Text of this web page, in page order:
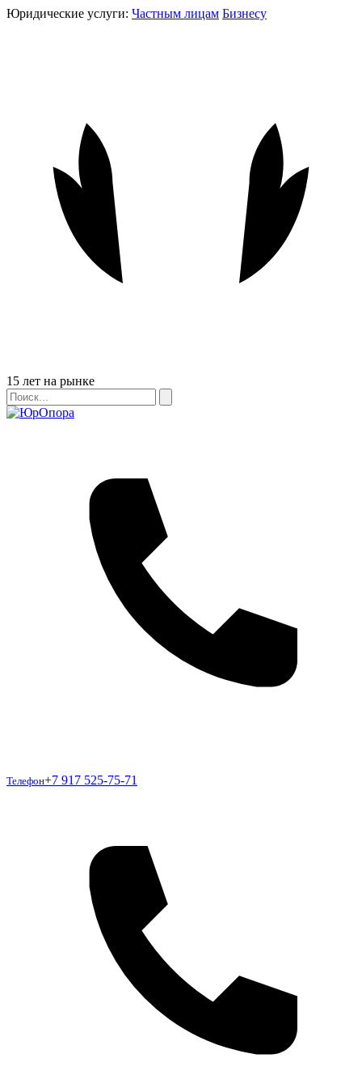
Юридические услуги: Частным лицам Бизнесу
Бейдж
15 лет на рынке
Поиск
Поиск
Телефон
Телефон+7 917 525-75-71